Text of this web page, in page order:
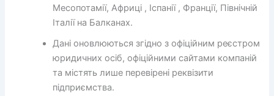
Месопотамії, Африці , Іспанії , Франції, Північній
Італії на Балканах.
Дані оновлюються згідно з офіційним реєстром
юридичних осіб, офіційними сайтами компаній
та містять лише перевірені реквізити
підприємства.